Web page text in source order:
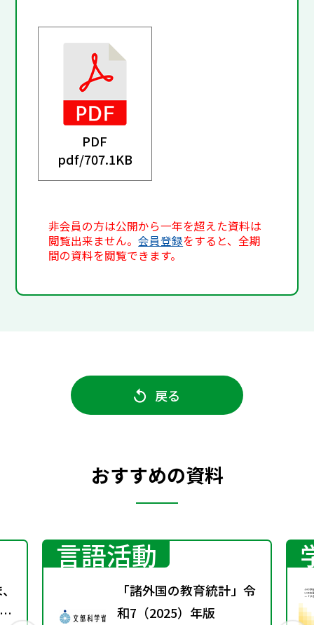
PDF
pdf/707.1KB
非会員の方は公開から一年を超えた資料は
閲覧出来ません。会員登録をすると、全期
間の資料を閲覧できます。
戻る
おすすめの資料
言語活動
「諸外国の教育統計」令
和7（2025）年版